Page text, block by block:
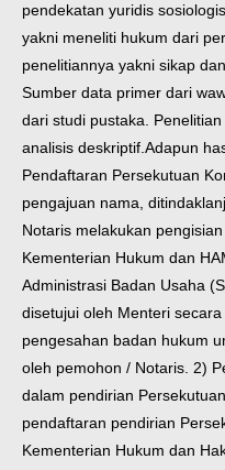
pendekatan yuridis
yakni meneliti hukum dari
penelitiannya yakni sikap
Sumber data primer dari
dari studi pustaka.
analisis deskriptif. Adapun
Pendaftaran Persekutuan
pengajuan nama,
Notaris melakukan
Kementerian Hukum dan
Administrasi Badan Usaha
disetujui oleh Menteri
pengesahan badan hukum
oleh pemohon / Notaris. 2)
dalam pendirian
pendaftaran pendirian
Kementerian Hukum dan